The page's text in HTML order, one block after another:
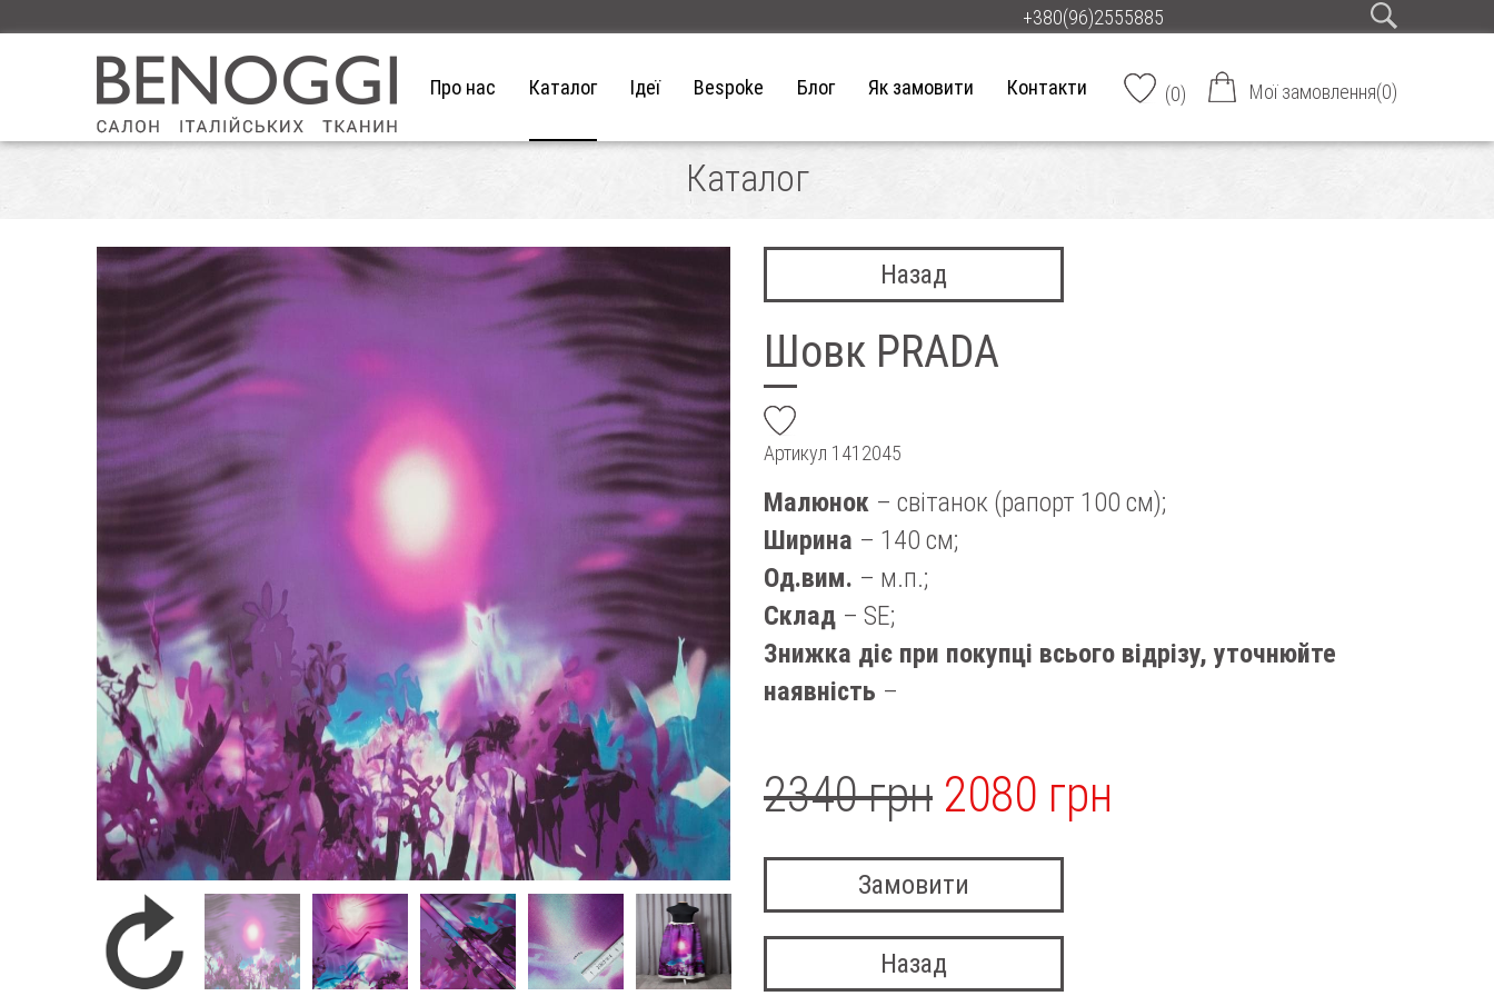
+380(96)2555885
Про нас Каталог Ідеї Bespoke Блог Як замовити Контакти (0) Мої замовлення(0)
Каталог
Назад
Шовк PRADA
Артикул 1412045
Малюнок – світанок (рапорт 100 см);
Ширина – 140 см;
Од.вим. – м.п.;
Склад – SE;
Знижка діє при покупці всього відрізу, уточнюйте
наявність –
2340 грн 2080 грн
Замовити
Назад